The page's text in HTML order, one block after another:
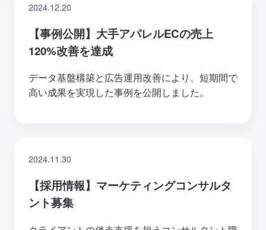
2024.12.20
【事例公開】大手アパレルECの売上
120%改善を達成
データ基盤構築と広告運用改善により、短期間で
高い成果を実現した事例を公開しました。
2024.11.30
【採用情報】マーケティングコンサルタ
ント募集